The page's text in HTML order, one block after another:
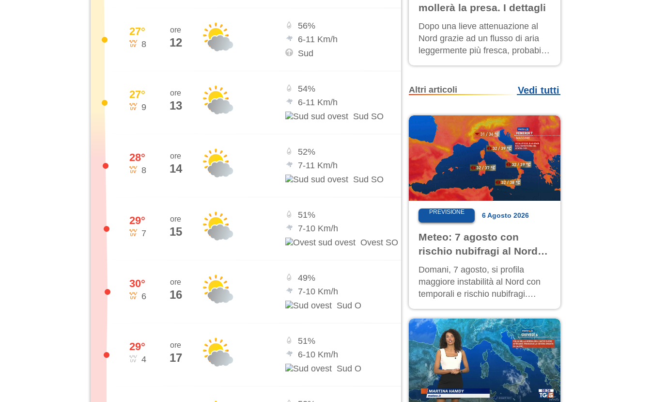
27°
8
ore
12
56%
6-11 Km/h
Sud
27°
9
ore
13
54%
6-11 Km/h
Sud SO
28°
8
ore
14
52%
7-11 Km/h
Sud SO
29°
7
ore
15
51%
7-10 Km/h
Ovest SO
30°
6
ore
16
49%
7-10 Km/h
Sud O
29°
4
ore
17
51%
6-10 Km/h
Sud O
mollerà la presa. I dettagli
Dopo una lieve attenuazione al
Nord grazie ad un flusso di aria
leggermente più fresca, probabile
Altri articoli
Vedi tutti
PREVISIONE 6 Agosto 2026
Meteo: 7 agosto con
rischio nubifragi al Nord!
Al Centro-Sud caldo
estremo
Domani, 7 agosto, si profila
maggiore instabilità al Nord con
temporali e rischio nubifragi.
Sud. Le previsioni.